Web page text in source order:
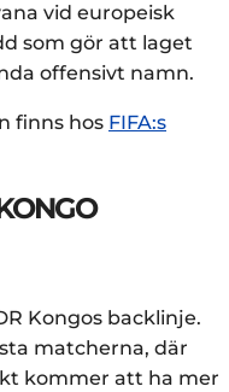
vid europeisk
som gör att laget
offensivt namn.
finns hos FIFA:s
Kongos backlinje.
matcherna, där
kommer att ha mer